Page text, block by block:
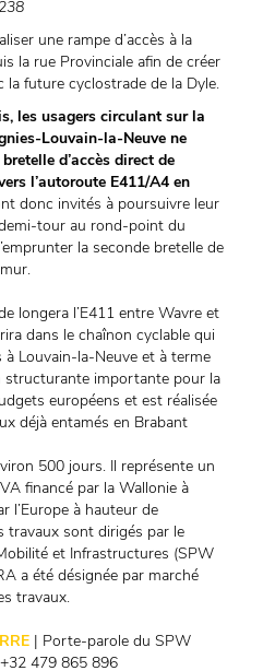
une rampe d’accès à la
la rue Provinciale afin de créer
la future cyclostrade de la Dyle.
les usagers circulant sur la
Louvain-la-Neuve ne
d’accès direct de
l’autoroute E411/A4 en
donc invités à poursuivre leur
tour au rond-point du
la seconde bretelle de
longera l’E411 entre Wavre et
dans le chaînon cyclable qui
Louvain-la-Neuve et à terme
structurante importante pour la
européens et est réalisée
déjà entamés en Brabant
500 jours. Il représente un
financé par la Wallonie à
l’Europe à hauteur de
travaux sont dirigés par le
et Infrastructures (SPW
a été désignée par marché
travaux.
| Porte-parole du SPW
479 865 896